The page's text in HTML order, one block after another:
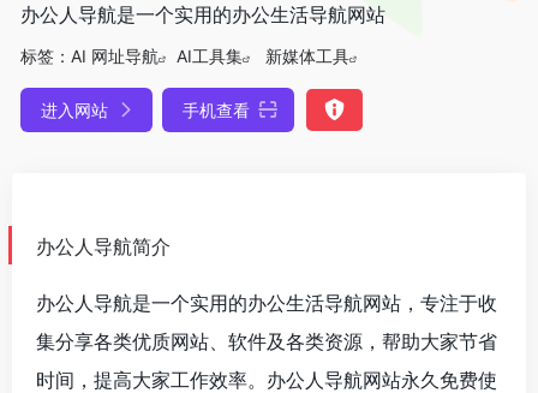
办公人导航是一个实用的办公生活导航网站
标签： AI 网址导航 AI工具集 新媒体工具
进入网站 手机查看
办公人导航简介
办公人导航是一个实用的办公生活导航网站，专注于收
集分享各类优质网站、软件及各类资源， 帮助大家节省
时间，提高大家工作效率。 办公人导航网站永久免费使